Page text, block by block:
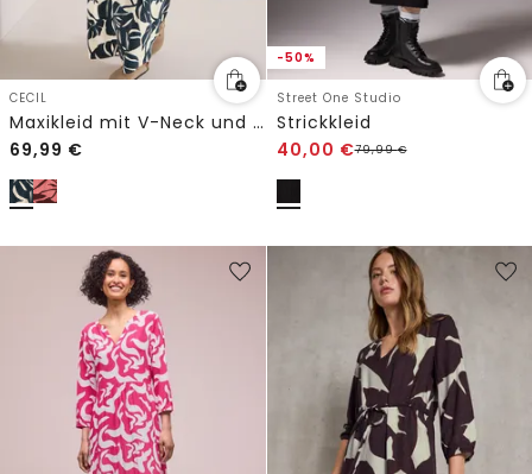
CECIL
Maxikleid mit V-Neck und Print
69,99 €
-50%
Street One Studio
Strickkleid
40,00 €79,99€